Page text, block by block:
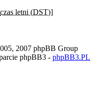
czas letni (DST)]
2007 phpBB Group
phpBB3 - phpBB3.PL